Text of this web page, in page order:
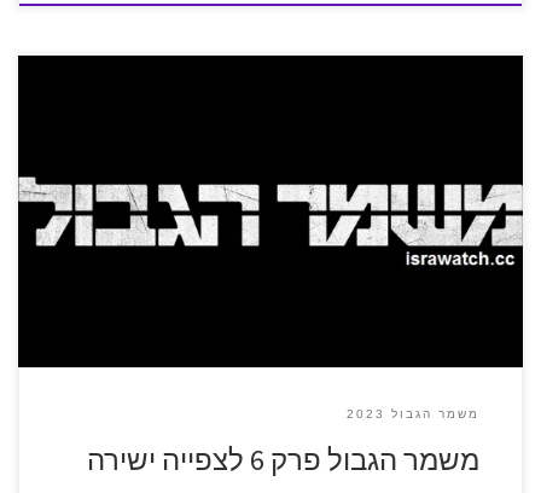
משמר הגבול 2023
משמר הגבול פרק 6 לצפייה ישירה